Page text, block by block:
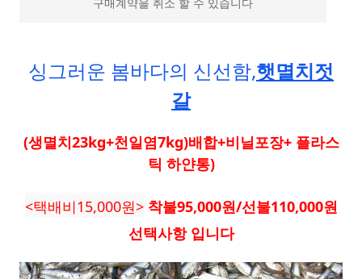
싱그러운 봄바다의 신선함,햇멸치젓
갈
(생멸치23kg+천일염7kg)배합+비닐포장+ 플라스
틱 하얀통)
<택배비15,000원> 착불95,000원/선불110,000원
선택사항 입니다